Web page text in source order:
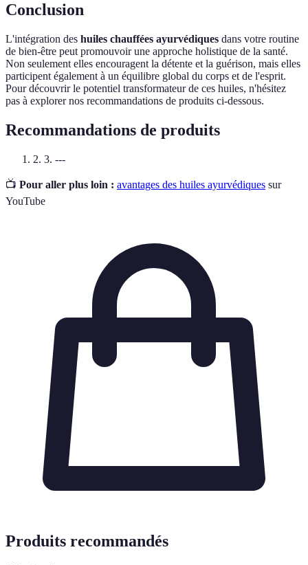
Conclusion
L'intégration des huiles chauffées ayurvédiques dans votre routine
de bien-être peut promouvoir une approche holistique de la santé.
Non seulement elles encouragent la détente et la guérison, mais elles
participent également à un équilibre global du corps et de l'esprit.
Pour découvrir le potentiel transformateur de ces huiles, n'hésitez
pas à explorer nos recommandations de produits ci-dessous.
Recommandations de produits
2. 3. ---
📺 Pour aller plus loin : avantages des huiles ayurvédiques sur
YouTube
Produits recommandés